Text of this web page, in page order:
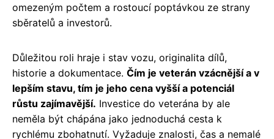
omezeným počtem a rostoucí poptávkou ze strany
sběratelů a investorů.
Důležitou roli hraje i stav vozu, originalita dílů,
historie a dokumentace. Čím je veterán vzácnější a v
lepším stavu, tím je jeho cena vyšší a potenciál
růstu zajímavější. Investice do veterána by ale
neměla být chápána jako jednoduchá cesta k
rychlému zbohatnutí. Vyžaduje znalosti, čas a nemalé